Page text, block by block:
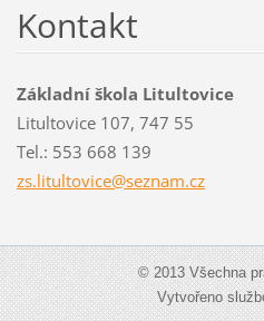
Kontakt
Základní škola Litultovice
Litultovice 107, 747 55
Tel.: 553 668 139
zs.litultovice@seznam.cz
© 2013 Všechna
Vytvořeno